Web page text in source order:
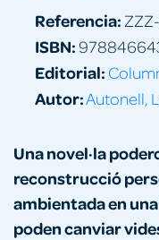
Una novel·la
reconstrucció
ambientada en
poden canviar
Referencia:
ISBN:
Editorial:
Autor:Autonell,